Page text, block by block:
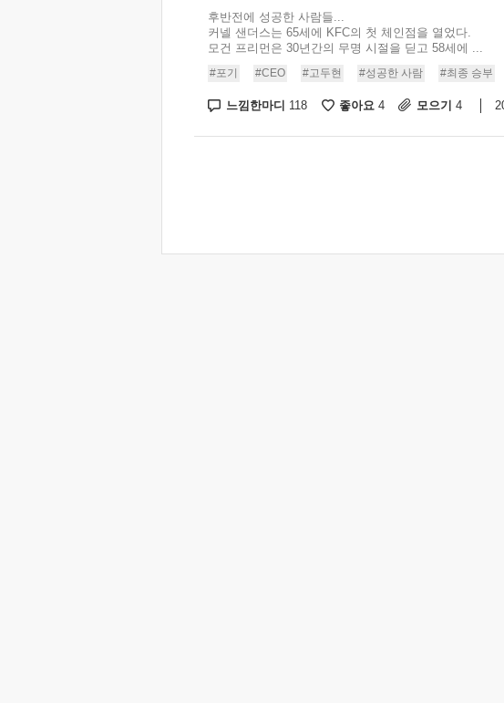
후반전에 성공한 사람들...
커넬 샌더스는 65세에 KFC의 첫 체인점을 열었다.
모건 프리먼은 30년간의 무명 시절을 딛고 58세에 ...
#포기 #CEO #고두현 #성공한 사람 #최종 승부
느낌한마디 118 좋아요 4 모으기 4